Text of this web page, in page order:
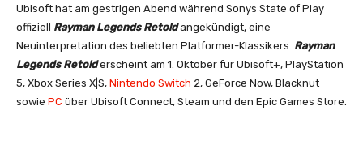
Ubisoft hat am gestrigen Abend während Sonys State of Play
offiziell Rayman Legends Retold angekündigt, eine
Neuinterpretation des beliebten Platformer-Klassikers. Rayman
Legends Retolderscheint am 1. Oktober für Ubisoft+, PlayStation
5, Xbox Series X|S, Nintendo Switch 2, GeForce Now, Blacknut
sowie PC über Ubisoft Connect, Steam und den Epic Games Store.